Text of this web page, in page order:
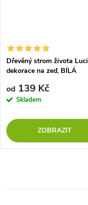
Dřevěný strom života
dekorace na zeď, BÍLÁ
od 139 Kč
Skladem
ZOBRAZIT